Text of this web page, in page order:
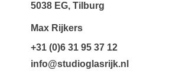
5038 EG, Tilburg
Max Rijkers
+31 (0)6 31 95 37 12
info@studioglasrijk.nl